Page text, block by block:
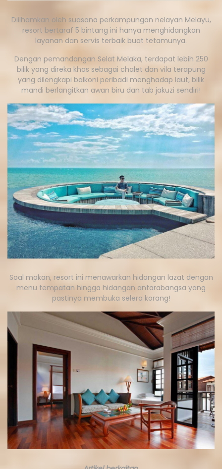
Diilhamkan oleh suasana perkampungan nelayan Melayu,
resort bertaraf 5 bintang ini hanya menghidangkan
layanan dan servis terbaik buat tetamunya.
Dengan pemandangan Selat Melaka, terdapat lebih 250
bilik yang direka khas sebagai chalet dan vila terapung
yang dilengkapi balkoni peribadi menghadap laut, bilik
mandi berlangitkan awan biru dan tab jakuzi sendiri!
Soal makan, resort ini menawarkan hidangan lazat dengan
menu tempatan hingga hidangan antarabangsa yang
pastinya membuka selera korang!